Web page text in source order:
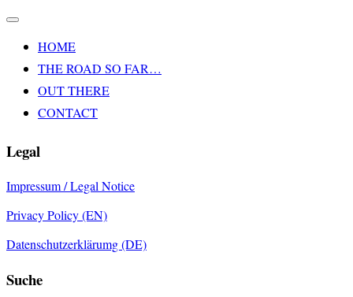
Navigation
umschalten
HOME
THE ROAD SO FAR…
OUT THERE
CONTACT
Legal
Impressum / Legal Notice
Privacy Policy (EN)
Datenschutzerklärumg (DE)
Suche